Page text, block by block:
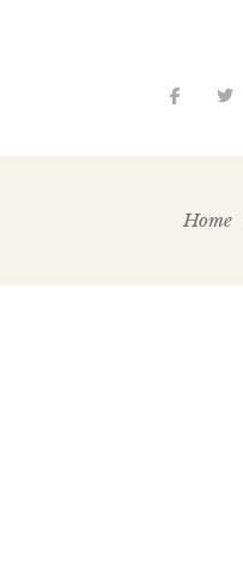
Home